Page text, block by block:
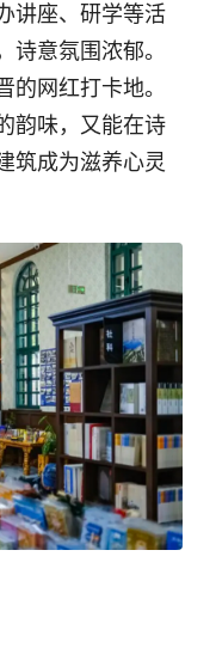
讲座、研学等活
诗意氛围浓郁。
的网红打卡地。
韵味，又能在诗
筑成为滋养心灵